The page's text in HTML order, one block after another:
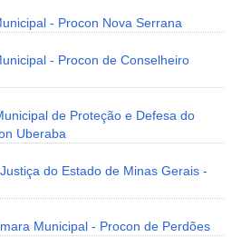
- Procon Nova Serrana
- Procon de Conselheiro
de Proteção e Defesa do
Uberaba
do Estado de Minas Gerais -
Municipal - Procon de Perdões